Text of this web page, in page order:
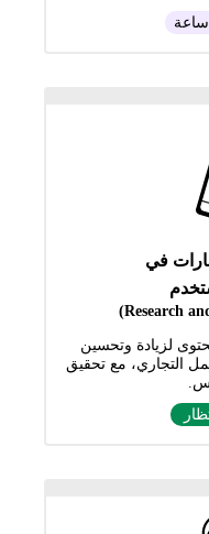
في
لزيادة وتحسين
التجاري، مع تحقيق